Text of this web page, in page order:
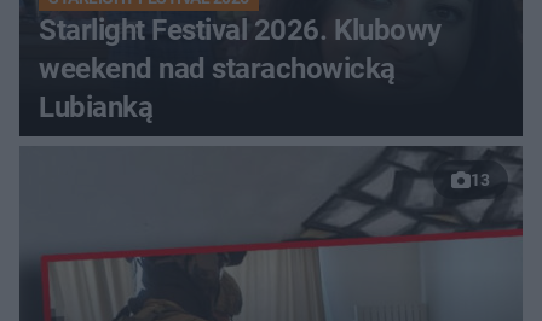
Starlight Festival 2026. Klubowy
weekend nad starachowicką
Lubianką
13